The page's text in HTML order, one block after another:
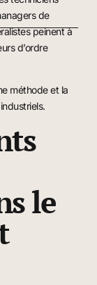
de
peinent à
d’ordre
méthode et la
le